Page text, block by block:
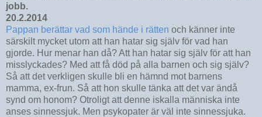
jobb.
20.2.2014
Pappan berättar vad som hände i rätten och känner inte
särskilt mycket utom att han hatar sig själv för vad han
gjorde. Hur menar han då? Att han hatar sig själv för att han
misslyckades? Med att få död på alla barnen och sig själv?
Så att det verkligen skulle bli en hämnd mot barnens
mamma, ex-frun. Så att hon skulle tänka att det var ändå
synd om honom? Otroligt att denne iskalla människa inte
anses sinnessjuk. Men psykopater är väl inte sinnessjuka.